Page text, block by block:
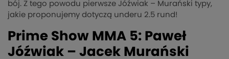
bój. Z tego powodu pierwsze Jóźwiak – Murański typy,
jakie proponujemy dotyczą underu 2.5 rund!
Prime Show MMA 5: Paweł
Jóźwiak – Jacek Murański